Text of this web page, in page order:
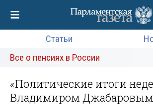
Статьи
Все о пенсиях в России
«Политические итоги
Владимиром